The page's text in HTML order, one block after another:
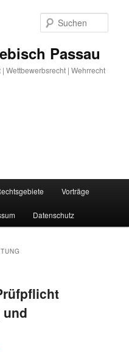
Passau
Wettbewerbsrecht | Wehrrecht
Vorträge
Datenschutz
und